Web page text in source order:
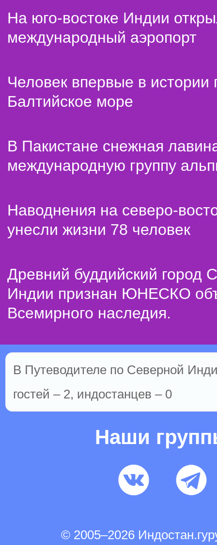
На юго-востоке Индии
международный аэропорт
Человек впервые в истории
Балтийское море
В Пакистане снежная
международную группу
Наводнения на северо-
унесли жизни 78 человек
Древний буддийский город
Индии признан ЮНЕСКО
Всемирного наследия.
В Путеводителе по Северной
гостей – 2, индостанцев – 0
Наши
© 2005–2026